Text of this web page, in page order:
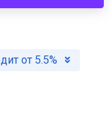
от 5.5%